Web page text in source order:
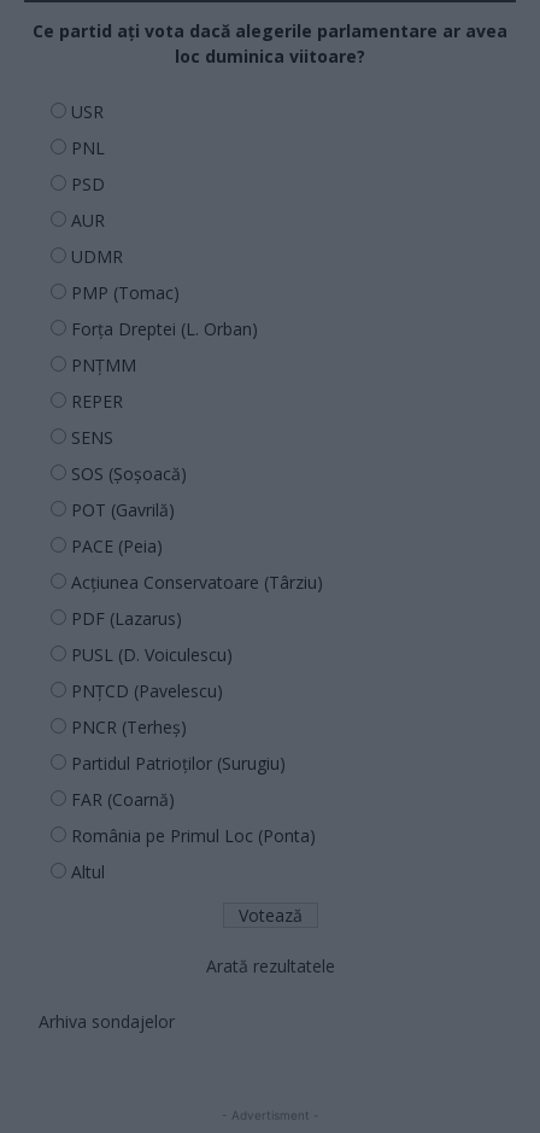
Ce partid ați vota dacă alegerile parlamentare ar avea
loc duminica viitoare?
USR
PNL
PSD
AUR
UDMR
PMP (Tomac)
Forța Dreptei (L. Orban)
PNȚMM
REPER
SENS
SOS (Șoșoacă)
POT (Gavrilă)
PACE (Peia)
Acțiunea Conservatoare (Târziu)
PDF (Lazarus)
PUSL (D. Voiculescu)
PNȚCD (Pavelescu)
PNCR (Terheș)
Partidul Patrioților (Surugiu)
FAR (Coarnă)
România pe Primul Loc (Ponta)
Altul
Arată rezultatele
Arhiva sondajelor
- Advertisment -